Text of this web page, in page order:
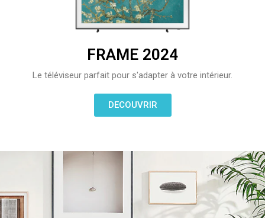
FRAME 2024
Le téléviseur parfait pour s'adapter à votre intérieur.
DECOUVRIR